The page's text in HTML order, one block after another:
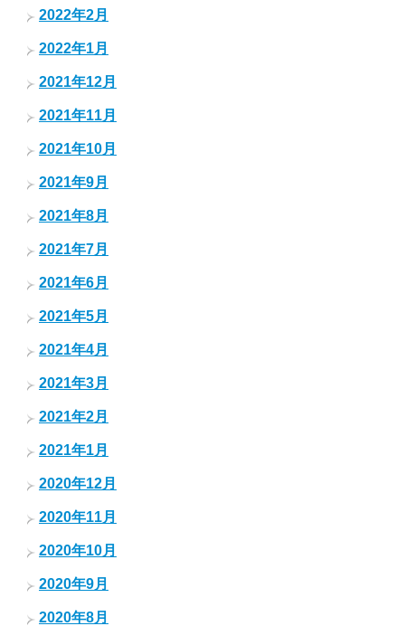
2022年2月
2022年1月
2021年12月
2021年11月
2021年10月
2021年9月
2021年8月
2021年7月
2021年6月
2021年5月
2021年4月
2021年3月
2021年2月
2021年1月
2020年12月
2020年11月
2020年10月
2020年9月
2020年8月